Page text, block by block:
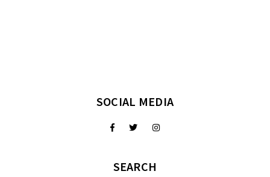
SOCIAL MEDIA
SEARCH